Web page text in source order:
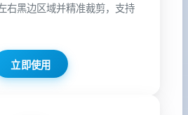
右黑边区域并精准裁剪，支持
立即使用